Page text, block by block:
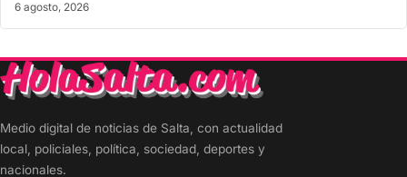
6 agosto, 2026
Medio digital de noticias de Salta, con actualidad
local, policiales, política, sociedad, deportes y
nacionales.